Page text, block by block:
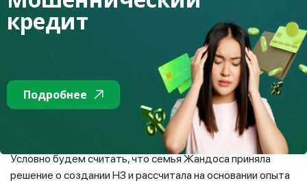
11 ремонт отопления
12 0
120 000
ДАВАЙТЕ ПОСЧИТАЕМ НЕПРИКОСНОВЕННЫЙ
ЗАПАС СЕМЬИ ЖАНДОСА:
Условно будем считать, что семья Жандоса приняла
решение о создании НЗ и рассчитала на основании опыта
кредит
Подробнее